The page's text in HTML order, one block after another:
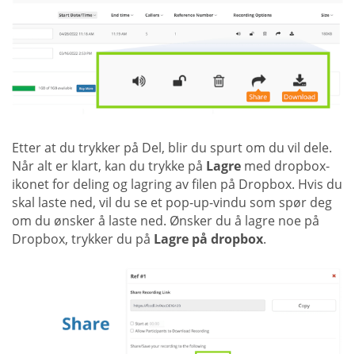
Etter at du trykker på Del, blir du spurt om du vil dele.
Når alt er klart, kan du trykke på Lagre med dropbox-
ikonet for deling og lagring av filen på Dropbox. Hvis du
skal laste ned, vil du se et pop-up-vindu som spør deg
om du ønsker å laste ned. Ønsker du å lagre noe på
Dropbox, trykker du på Lagre på dropbox.